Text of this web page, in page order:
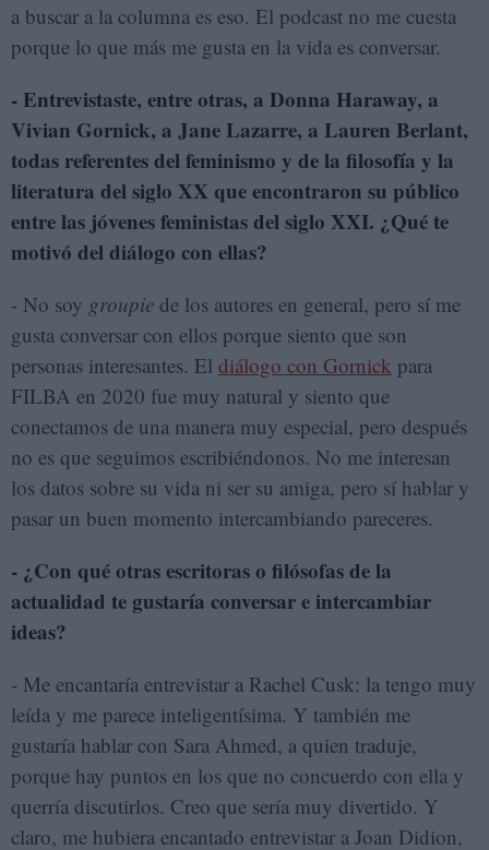
a buscar a la columna es eso. El podcast no me cuesta
porque lo que más me gusta en la vida es conversar.
- Entrevistaste, entre otras, a Donna Haraway, a
Vivian Gornick, a Jane Lazarre, a Lauren Berlant,
todas referentes del feminismo y de la filosofía y la
literatura del siglo XX que encontraron su público
entre las jóvenes feministas del siglo XXI. ¿Qué te
motivó del diálogo con ellas?
- No soy groupie de los autores en general, pero sí me
gusta conversar con ellos porque siento que son
personas interesantes. El diálogo con Gornick para
FILBA en 2020 fue muy natural y siento que
conectamos de una manera muy especial, pero después
no es que seguimos escribiéndonos. No me interesan
los datos sobre su vida ni ser su amiga, pero sí hablar y
pasar un buen momento intercambiando pareceres.
- ¿Con qué otras escritoras o filósofas de la
actualidad te gustaría conversar e intercambiar
ideas?
- Me encantaría entrevistar a Rachel Cusk: la tengo muy
leída y me parece inteligentísima. Y también me
gustaría hablar con Sara Ahmed, a quien traduje,
porque hay puntos en los que no concuerdo con ella y
querría discutirlos. Creo que sería muy divertido. Y
claro, me hubiera encantado entrevistar a Joan Didion,